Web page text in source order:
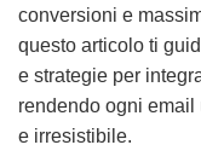
conversioni e
questo articolo ti
e strategie per
rendendo ogni
e irresistibile.